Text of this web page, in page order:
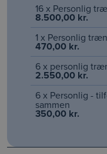
16 x Personlig
8.500,00 kr.
1 x Personlig
470,00 kr.
6 x personlig
2.550,00 kr.
6 x Personlig -
sammen
350,00 kr.